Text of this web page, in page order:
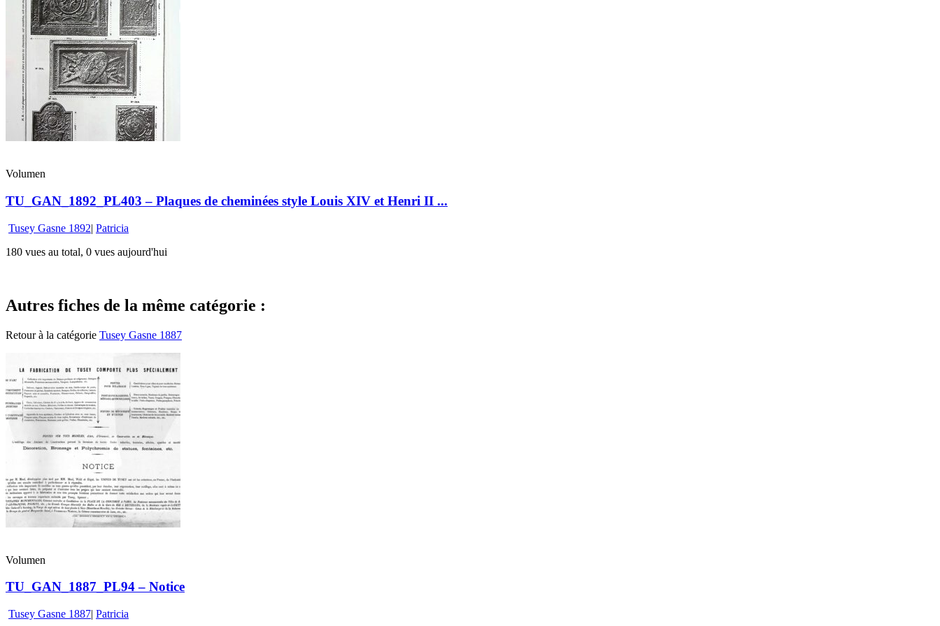
Volumen
TU_GAN_1892_PL403 – Plaques de cheminées style Louis XIV et Henri II ...
Tusey Gasne 1892| Patricia
180 vues au total, 0 vues aujourd'hui
Autres fiches de la même catégorie :
Retour à la catégorie Tusey Gasne 1887
Volumen
TU_GAN_1887_PL94 – Notice
Tusey Gasne 1887| Patricia